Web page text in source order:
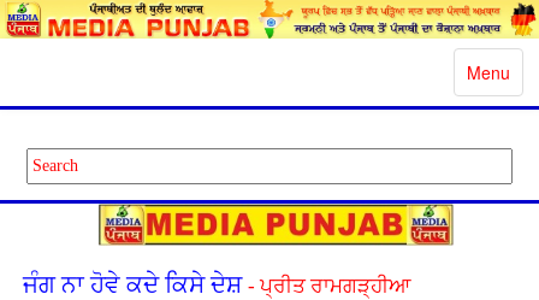
Toggle
Menu
ਜੰਗ ਨਾ ਹੋਵੇ ਕਦੇ ਕਿਸੇ ਦੇਸ਼ - ਪ੍ਰੀਤ ਰਾਮਗੜ੍ਹੀਆ